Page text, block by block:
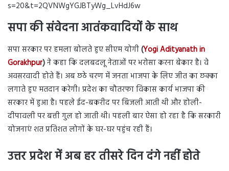
s=20&t=2QVNWgYGJBTyWg_LvHdJ6w
सपा की संवेदना आतंकवादियों के साथ
सपा सरकार पर हमला बोलते हुए सीएम योगी(Yogi Adityanath in
Gorakhpur)ने कहा कि दलबदलू नेताओं पर भरोसा करना बेकार है। वे
अवसरवादी होते हैं। अब छठे चरण में जनता भाजपा के लिए जीत का छक्का
लगाते हुए मतदान करेगी। प्रदेश का चौतरफा विकास कार्य भाजपा की
सरकार में हुआ है। पहले ईद-बकरीद पर बिजली आती थी और होली-
दीपावली पर बत्ती गुल हो जाती थी। पहली बार ऐसा हो रहा है कि सरकारी
योजनाएं शत प्रतिशत लोगों के घर-घर पहुंच रही हैं।
उत्तर प्रदेश में अब हर तीसरे दिन दंगे नहीं होते